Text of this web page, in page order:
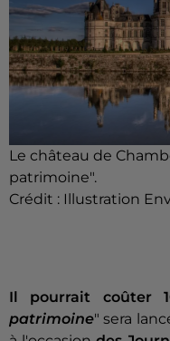
Le château de
patrimoine".
Crédit : Illustration
Il pourrait coûter
patrimoine" sera